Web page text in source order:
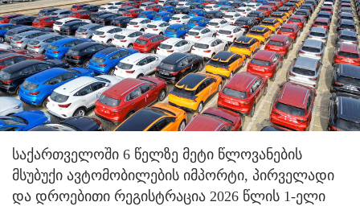
საქართველოში 6 წელზე მეტი წლოვანების
მსუბუქი ავტომობილების იმპორტი, პირველადი
და დროებითი რეგისტრაცია 2026 წლის 1-ელი